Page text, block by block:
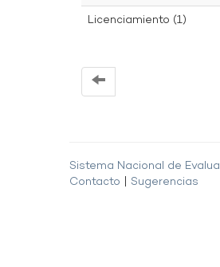
Licenciamiento (1)
Sistema Nacional de
Contacto
Sugerencias